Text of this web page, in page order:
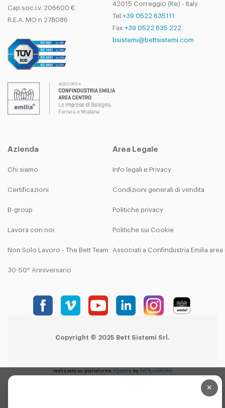
Cap.soc.i.v. 206600 €
R.E.A. MO n 278086
42015 Correggio (Re) - Italy
Tel.+39 0522 635111
Fax +39 0522 635 222
bsistemi@bettsistemi.com
Azienda
Chi siamo
Certificazioni
B-group
Lavora con noi
Non Solo Lavoro - The Bett Team
30-50° Anniversario
Area Legale
Info legali e Privacy
Condizioni generali di vendita
Politiche privacy
Politiche sui Cookie
Associati a Confindustria Emilia
Copyright © 2025 Bett Sistemi Srl.
×
realizzato su piattaforma tQuadra by NETandWORK